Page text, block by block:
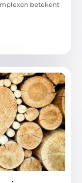
betekent